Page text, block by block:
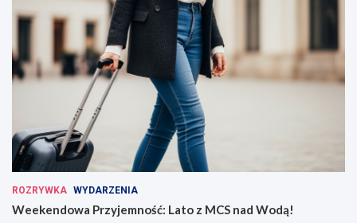
ROZRYWKA WYDARZENIA
Weekendowa Przyjemność: Lato z MCS nad Wodą!